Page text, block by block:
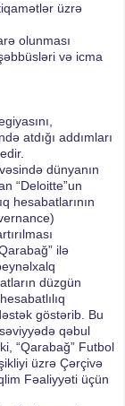
üzrə
olunması
və icma
atdığı addımları
dünyanın
“Deloitte”un
hesabatlarının
ilə
düzgün
göstərib. Bu
qəbul
“Qarabağ” Futbol
üzrə Çərçivə
Fəaliyyəti üçün